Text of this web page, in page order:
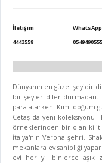
İletişim
4443558
WhatsApp
Dünyanın en güzel şeyidir
bir şeyler diler durmadan.
para atarken. Kimi doğum
Cetaş da yeni koleksiyonu
örneklerinden bir olan
İtalya'nın Verona şehri,
mekanlara ev sahipliği
evi her yıl binlerce aşık